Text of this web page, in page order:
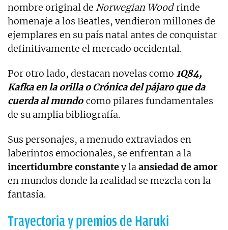
nombre original de Norwegian Woodrinde
homenaje a los Beatles, vendieron millones de
ejemplares en su país natal antes de conquistar
definitivamente el mercado occidental.
Por otro lado, destacan novelas como 1Q84,
Kafka en la orilla o Crónica del pájaro que da
cuerda al mundo como pilares fundamentales
de su amplia bibliografía.
Sus personajes, a menudo extraviados en
laberintos emocionales, se enfrentan a la
incertidumbre constantey laansiedad de amor
en mundos donde la realidad se mezcla con la
fantasía.
Trayectoria y premios de Haruki